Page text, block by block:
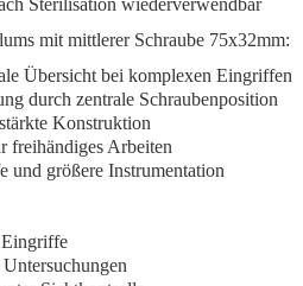
Sterilisation wiederverwendbar
mit mittlerer Schraube 75x32mm:
Übersicht bei komplexen Eingriffen
durch zentrale Schraubenposition
Konstruktion
freihändiges Arbeiten
und größere Instrumentation
Eingriffe